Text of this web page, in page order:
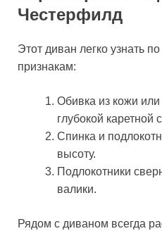
Честерфилд
Этот диван легко узнать
признакам:
Обивка из кожи
глубокой каретной
Спинка и
высоту.
Подлокотники
валики.
Рядом с диваном всегда